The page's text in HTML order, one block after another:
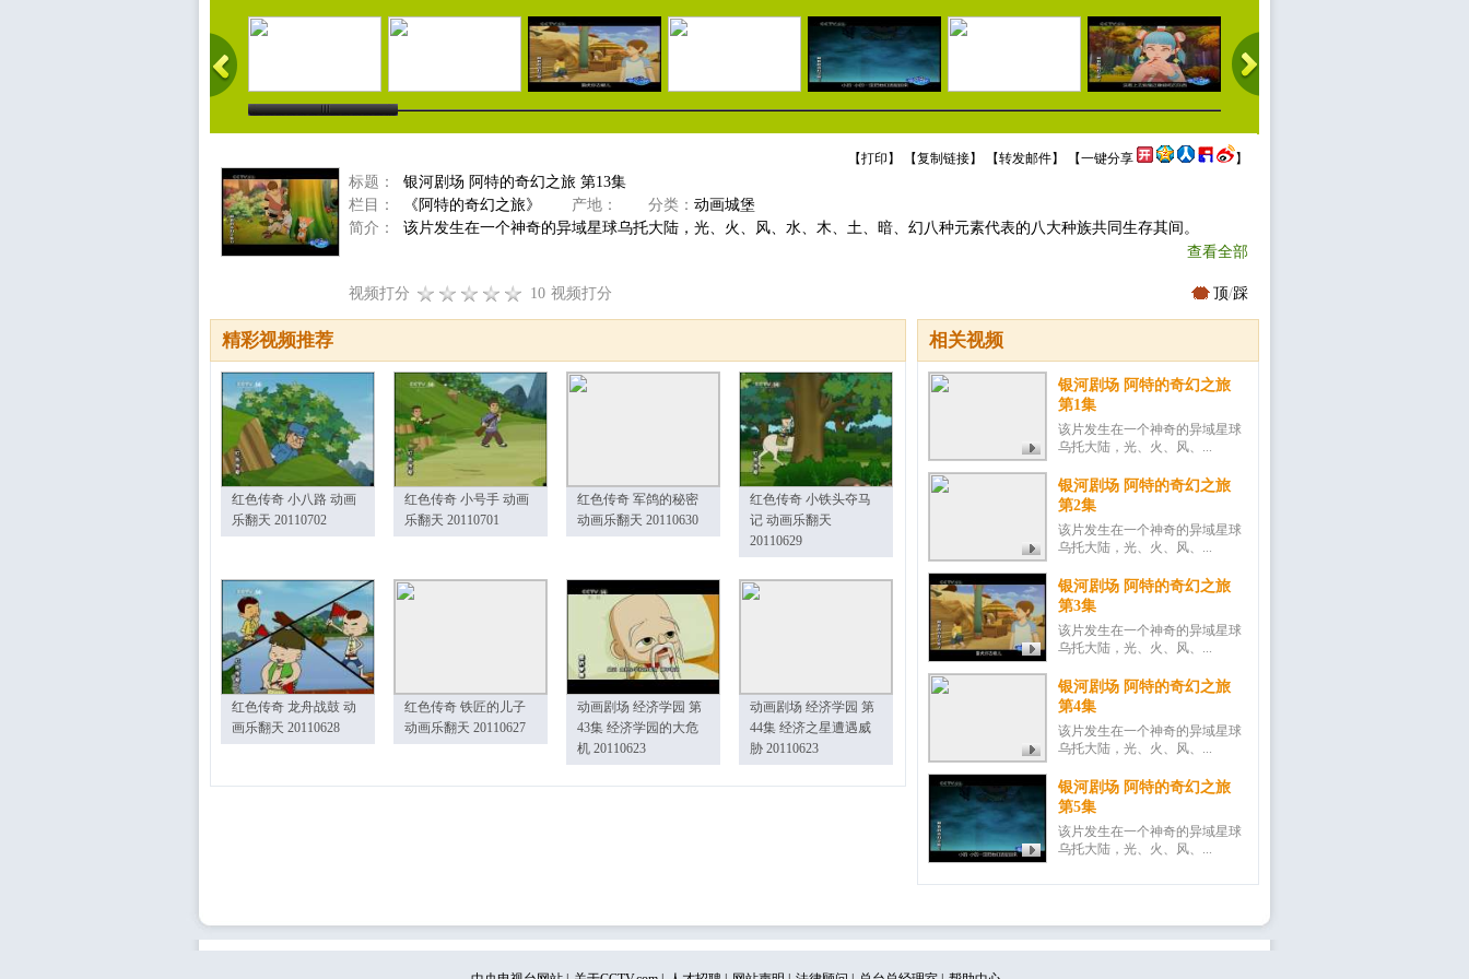
【打印 】 【复制链接】 【转发邮件】 【一键分享 】
标题：
银河剧场 阿特的奇幻之旅 第13集
栏目：
《阿特的奇幻之旅》 产地： 分类： 动画城堡
简介：
该片发生在一个神奇的异域星球乌托大陆，光、火、风、水、木、土、暗、幻八种元素代表的八大种族共同生存其间。
查看全部
视频打分 10 视频打分 顶/踩
相关视频
银河剧场 阿特的奇幻之旅
第1集
该片发生在一个神奇的异域星球
乌托大陆，光、火、风、...
银河剧场 阿特的奇幻之旅
第2集
该片发生在一个神奇的异域星球
乌托大陆，光、火、风、...
银河剧场 阿特的奇幻之旅
第3集
该片发生在一个神奇的异域星球
乌托大陆，光、火、风、...
银河剧场 阿特的奇幻之旅
第4集
该片发生在一个神奇的异域星球
乌托大陆，光、火、风、...
银河剧场 阿特的奇幻之旅
第5集
该片发生在一个神奇的异域星球
乌托大陆，光、火、风、...
精彩视频推荐
红色传奇 小八路 动画
乐翻天 20110702
红色传奇 小号手 动画
乐翻天 20110701
红色传奇 军鸽的秘密
动画乐翻天 20110630
红色传奇 小铁头夺马
记 动画乐翻天
20110629
红色传奇 龙舟战鼓 动
画乐翻天 20110628
红色传奇 铁匠的儿子
动画乐翻天 20110627
动画剧场 经济学园 第
43集 经济学园的大危
机 20110623
动画剧场 经济学园 第
44集 经济之星遭遇威
胁 20110623